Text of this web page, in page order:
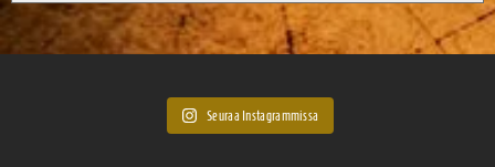
Seuraa Instagrammissa